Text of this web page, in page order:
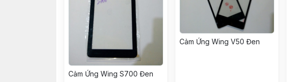
Cảm Ứng Wing S700 Đen
Cảm Ứng Wing V50 Đen